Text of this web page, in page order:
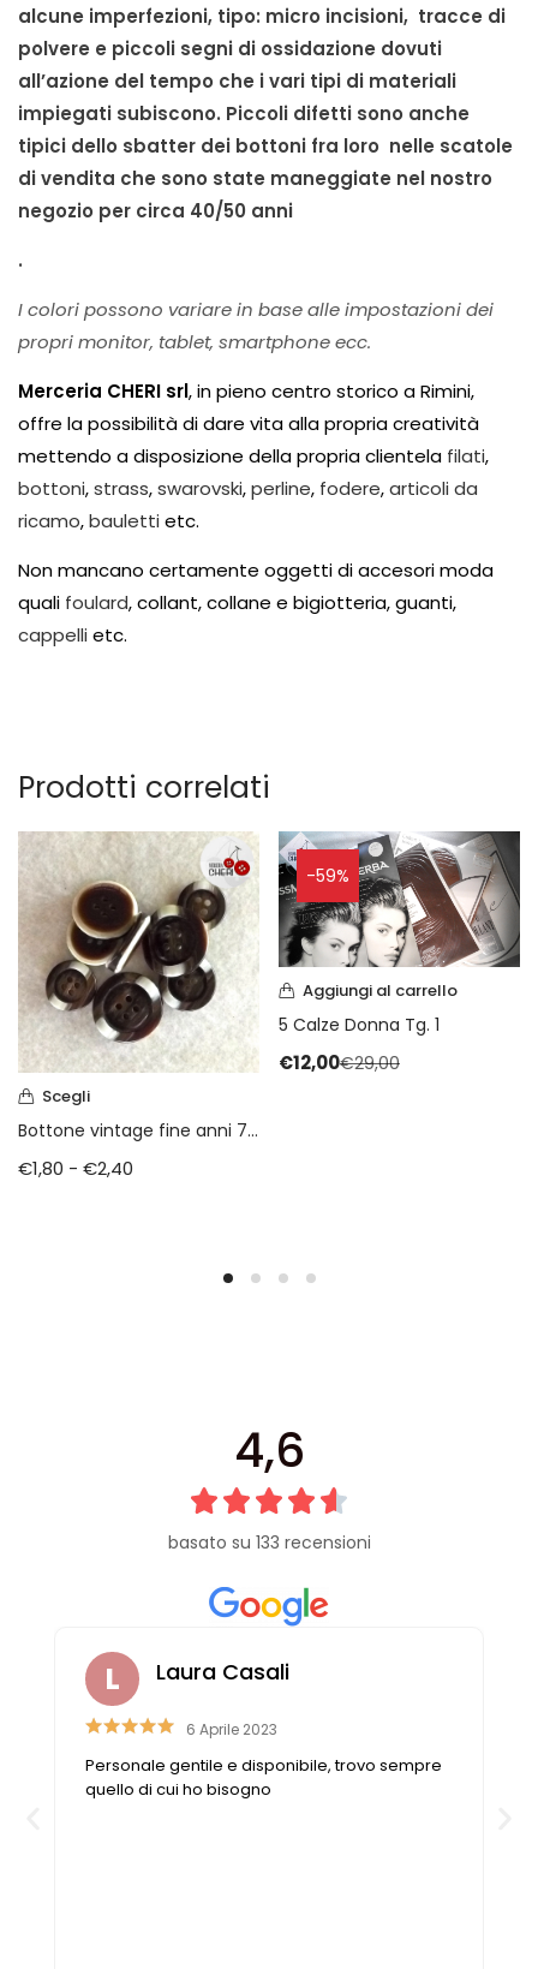
alcune imperfezioni, tipo: micro incisioni, tracce di
polvere e piccoli segni di ossidazione dovuti
all’azione del tempo che i vari tipi di materiali
impiegati subiscono. Piccoli difetti sono anche
tipici dello sbatter dei bottoni fra loro nelle scatole
di vendita che sono state maneggiate nel nostro
negozio per circa 40/50 anni
.
I colori possono variare in base alle impostazioni dei
propri monitor, tablet, smartphone ecc.
Merceria CHERI srl, in pieno centro storico a Rimini,
offre la possibilità di dare vita alla propria creatività
mettendo a disposizione della propria clientela filati,
bottoni,strass,swarovski,perline, fodere,articoli da
ricamo,bauletti etc.
Non mancano certamente oggetti di accesori moda
quali foulard, collant, collane e bigiotteria, guanti,
cappelli etc.
Prodotti correlati
Scegli
Bottone vintage fine anni 70 (V1052)
€1,80 - €2,40
-59%
Aggiungi al carrello
5 Calze Donna Tg. 1
€12,00€29,00
4,6
basato su 133 recensioni
Laura Casali
6 Aprile 2023
Personale gentile e disponibile, trovo sempre
quello di cui ho bisogno